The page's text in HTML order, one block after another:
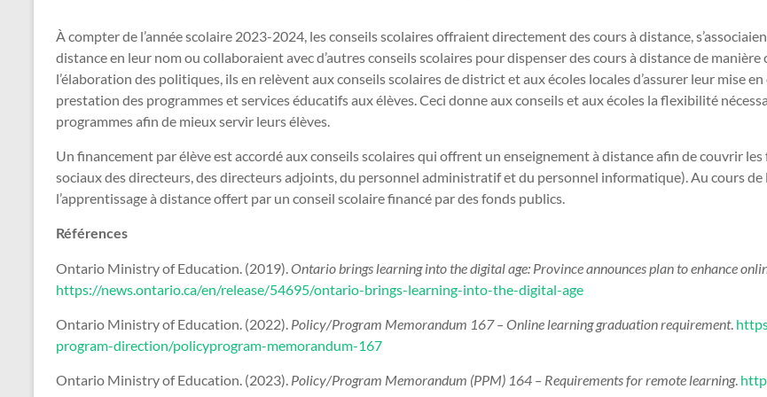
À compter de l’année scolaire 2023-2024, les conseils scolaires offraient directement des cours à distance,
distance en leur nom ou collaboraient avec d’autres conseils scolaires pour dispenser des cours à distance de
l’élaboration des politiques, ils en relèvent aux conseils scolaires de district et aux écoles locales d’assurer leur mise
prestation des programmes et services éducatifs aux élèves. Ceci donne aux conseils et aux écoles la flexibilité
programmes afin de mieux servir leurs élèves.
Un financement par élève est accordé aux conseils scolaires qui offrent un enseignement à distance afin de couvrir
sociaux des directeurs, des directeurs adjoints, du personnel administratif et du personnel informatique). Au cours
l’apprentissage à distance offert par un conseil scolaire financé par des fonds publics.
Références
Ontario Ministry of Education. (2019).Ontario brings learning into the digital age: Province announces plan to enhance
https://news.ontario.ca/en/release/54695/ontario-brings-learning-into-the-digital-age
Ontario Ministry of Education. (2022). Policy/Program Memorandum 167 – Online learning graduation requirement.
program-direction/policyprogram-memorandum-167
Ontario Ministry of Education. (2023). Policy/Program Memorandum (PPM) 164 – Requirements for remote learning.